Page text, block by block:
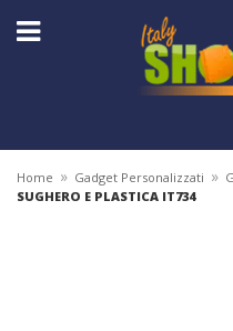
Home » Gadget Personalizzati »
SUGHERO E PLASTICA IT734